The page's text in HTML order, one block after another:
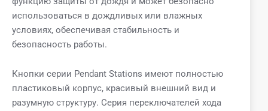
использоваться в дождливых или влажных
условиях, обеспечивая стабильность и
безопасность работы.
Кнопки серии Pendant Stations имеют полностью
пластиковый корпус, красивый внешний вид и
разумную структуру. Серия переключателей хода